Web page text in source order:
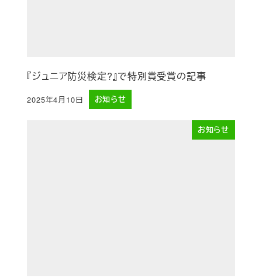
『ジュニア防災検定?』で特別賞受賞の記事
投稿日
2025年4月10日 お知らせ
お知らせ